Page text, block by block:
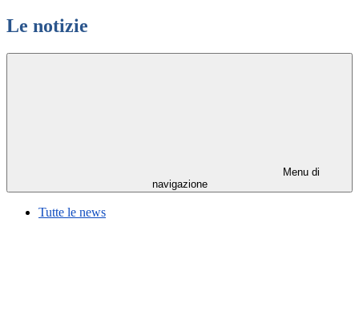
Le notizie
Menu di
navigazione
Tutte le news